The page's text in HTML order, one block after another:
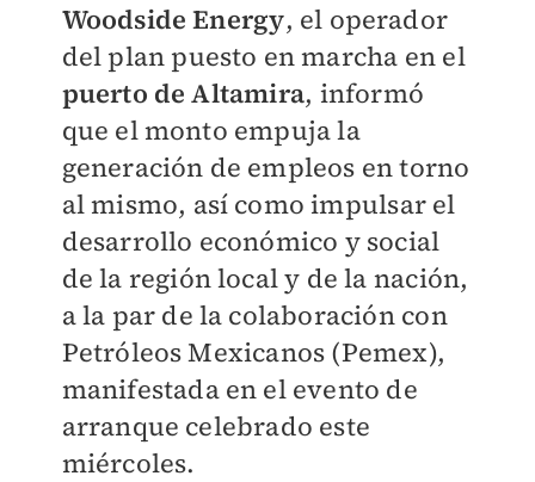
Woodside Energy, el operador
del plan puesto en marcha en el
puerto de Altamira, informó
que el monto empuja la
generación de empleos en torno
al mismo, así como impulsar el
desarrollo económico y social
de la región local y de la nación,
a la par de la colaboración con
Petróleos Mexicanos (Pemex),
manifestada en el evento de
arranque celebrado este
miércoles.